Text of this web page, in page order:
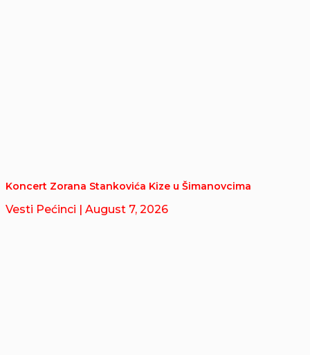
Koncert Zorana Stankovića Kize u Šimanovcima
Vesti Pećinci | August 7, 2026